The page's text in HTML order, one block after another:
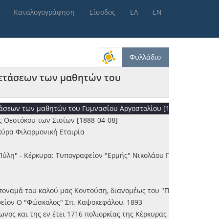
Καταλογογράφηση Είσοδος ΕΛ ΕΝ
Φυλλάδιο
των μαθητών του
Θουκυδίδου Ξενοφώντος και Διοδώρου - Κέρκυρα:
των μαθητών του Γυμνασίου Αργοστολίου [1892-07-21]
Θεοτόκου των Σισίων [1888-04-08]
Φιλαρμονική Εταιρία
- Κέρκυρα: Τυπογραφείον "Ερμής" Νικολάου Πετσαλή, 1892
του καλού μας Κοντούση, διανομέως του "Ποιητικού
Ο "Φώσκολος" Σπ. Καψοκεφάλου, 1893
και της εν έτει 1716 πολιορκίας της Κέρκυρας : ιστορική